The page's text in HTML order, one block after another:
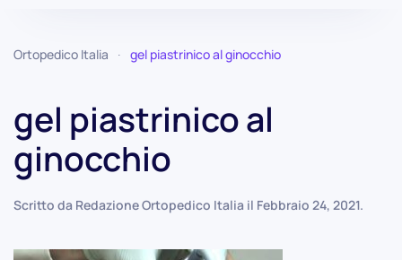
Ortopedico Italia gel piastrinico al ginocchio
gel piastrinico al
ginocchio
Scritto da Redazione Ortopedico Italia il Febbraio 24, 2021.